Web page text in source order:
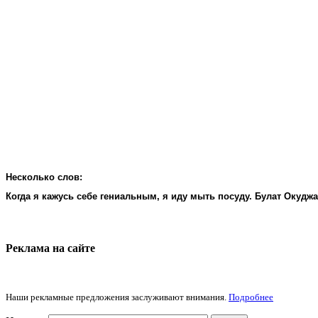
Несколько слов:
Когда я кажусь себе гениальным, я иду мыть посуду. Булат
Реклама на cайте
Наши рекламные предложения заслуживают внимания. Подробнее